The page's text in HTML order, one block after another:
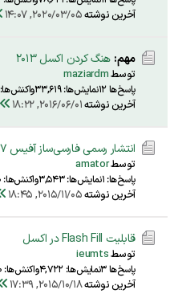
آخرین نوشته2020/03/05, 14:07
مهم: هنگ کردن اکسل 2013
توسطmaziardm
پاسخ‌ها 12 نمایش‌ها: 33,619 واکنش‌ها: 0
آخرین نوشته2016/06/01, 18:22
انتشار رسمی فارسی‌ساز آفیس 2007 از سوی مایکروسافت
توسطamator
پاسخ‌ها: 1 نمایش‌ها: 3,543 واکنش‌ها: 0
آخرین نوشته2015/11/05, 18:45
قابلیت Flash Fill در اکسل
توسطieumts
پاسخ‌ها 3 نمایش‌ها: 4,722 واکنش‌ها: 0
آخرین نوشته2015/10/18, 17:39